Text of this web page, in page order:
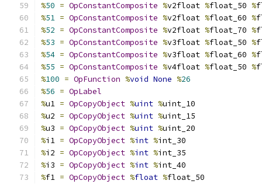
%50 = OpConstantComposite %v2float %float_50 %
%51 = OpConstantComposite %v2float %float_60 %
%52 = OpConstantComposite %v2float %float_70 %
%53 = OpConstantComposite %v3float %float_50 %
%54 = OpConstantComposite %v3float %float_60 %
%55 = OpConstantComposite %v4float %float_50 %
%100 = OpFunction %void None %26
%56 = OpLabel
%u1 = OpCopyObject %uint %uint_10
%u2 = OpCopyObject %uint %uint_15
%u3 = OpCopyObject %uint %uint_20
%i1 = OpCopyObject %int %int_30
%i2 = OpCopyObject %int %int_35
%i3 = OpCopyObject %int %int_40
%f1 = OpCopyObject %float %float_50